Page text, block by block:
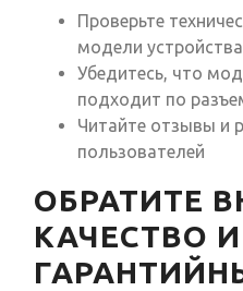
Проверьте
модели устройства
Убедитесь, что
подходит по
Читайте отзывы и
пользователей
ОБРАТИТЕ
КАЧЕСТВО И